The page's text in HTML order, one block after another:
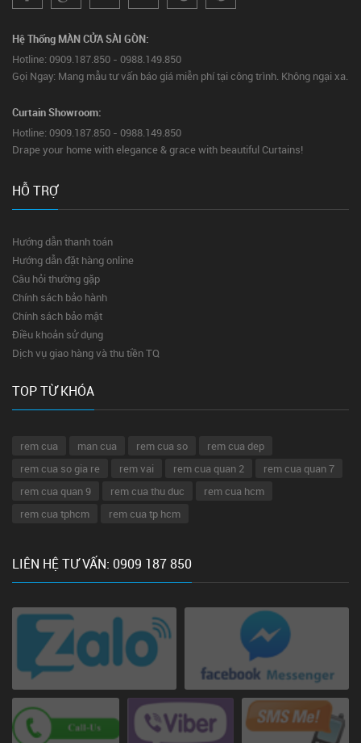
Hệ Thống MÀN CỬA SÀI GÒN:
Hotline: 0909.187.850 - 0988.149.850
Gọi Ngay: Mang mẫu tư vấn báo giá miễn phí tại công trình. Không ngại xa.
Curtain Showroom:
Hotline: 0909.187.850 - 0988.149.850
Drape your home with elegance & grace with beautiful Curtains!
HỖ TRỢ
Hướng dẫn thanh toán
Hướng dẫn đặt hàng online
Câu hỏi thường gặp
Chính sách bảo hành
Chính sách bảo mật
Điều khoản sử dụng
Dịch vụ giao hàng và thu tiền TQ
TOP TỪ KHÓA
rem cua man cua rem cua so
rem cua dep
rem cua so gia re
rem vai rem cua quan 2
rem cua quan 7
rem cua quan 9
rem cua thu duc
rem cua hcm
rem cua tphcm
rem cua tp hcm
LIÊN HỆ TƯ VẤN: 0909 187 850